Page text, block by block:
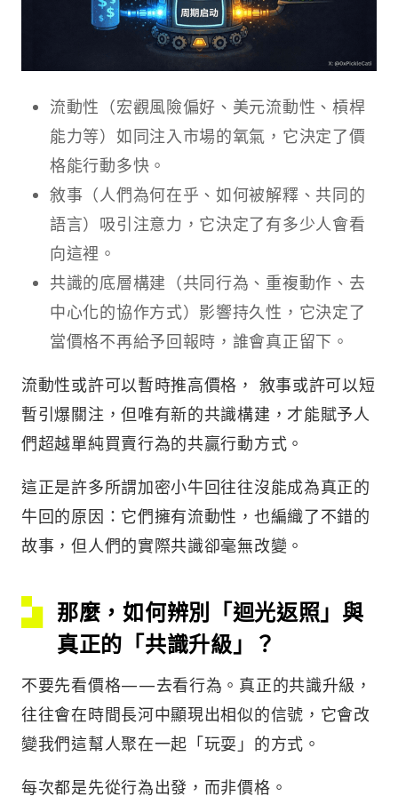
流動性（宏觀風險偏好、美元流動性、槓桿
能力等）如同注入市場的氧氣，它決定了價
格能行動多快。
敘事（人們為何在乎、如何被解釋、共同的
語言）吸引注意力，它決定了有多少人會看
向這裡。
共識的底層構建（共同行為、重複動作、去
中心化的協作方式）影響持久性，它決定了
當價格不再給予回報時，誰會真正留下。
流動性或許可以暫時推高價格， 敘事或許可以短
暫引爆關注，但唯有新的共識構建，才能賦予人
們超越單純買賣行為的共贏行動方式。
這正是許多所謂加密小牛回往往沒能成為真正的
牛回的原因：它們擁有流動性，也編織了不錯的
故事，但人們的實際共識卻毫無改變。
那麼，如何辨別「迴光返照」與
真正的「共識升級」？
不要先看價格——去看行為。真正的共識升級，
往往會在時間長河中顯現出相似的信號，它會改
變我們這幫人聚在一起「玩耍」的方式。
每次都是先從行為出發，而非價格。